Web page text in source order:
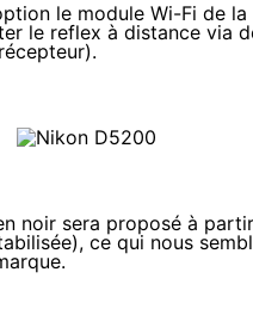
le module Wi-Fi de
le reflex à distance via
noir sera proposé à
ce qui nous